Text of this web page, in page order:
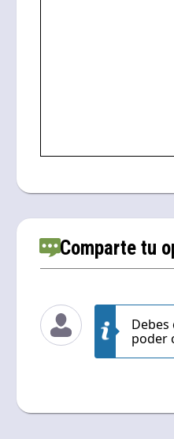
Comparte tu
poder